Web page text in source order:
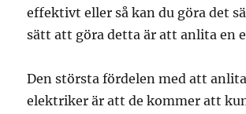
effektivt eller så kan du göra det
sätt att göra detta är att anlita en
Den största fördelen med att
elektriker är att de kommer att